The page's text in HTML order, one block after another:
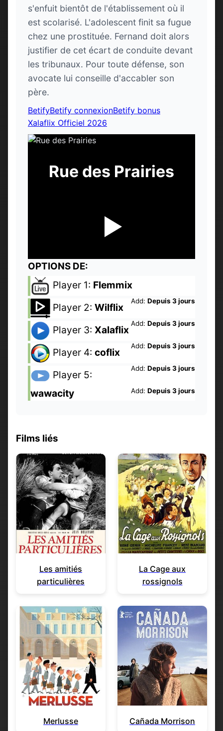
s'enfuit bientôt de l'établissement où il
est scolarisé. L'adolescent finit sa fugue
chez une prostituée. Fernand doit alors
justifier de cet écart de conduite devant
les tribunaux. Pour toute défense, son
avocate lui conseille d'accabler son
père.
BetifyBetify connexionBetify bonus
Xalaflix Officiel 2026
Rue des Prairies
OPTIONS DE:
Player 1: Flemmix
Add: Depuis 3 jours
Player 2: Wilflix
Add: Depuis 3 jours
Player 3: Xalaflix
Add: Depuis 3 jours
Player 4: coflix
Add: Depuis 3 jours
Player 5:
wawacity
Add: Depuis 3 jours
Films liés
Les amitiés
particulières
La Cage aux
rossignols
Merlusse Cañada Morrison